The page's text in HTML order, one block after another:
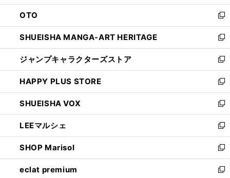
ウ
で
開
く
ン
ド
ウ
で
開
く
OTO
新
し
い
ウ
ィ
ン
ド
ウ
で
開
く
SHUEISHA MANGA-ART HERITAGE
新
し
い
ウ
ィ
ン
ド
ウ
で
開
く
ジャンプキャラクターズストア
新
し
い
ウ
ィ
ン
ド
ウ
で
開
く
HAPPY PLUS STORE
新
し
い
ウ
ィ
ン
ド
ウ
で
SHUEISHA VOX
新
し
い
ウ
ィ
ン
ド
LEEマルシェ
新
し
い
ウ
ィ
SHOP Marisol
新
し
い
eclat premium
新